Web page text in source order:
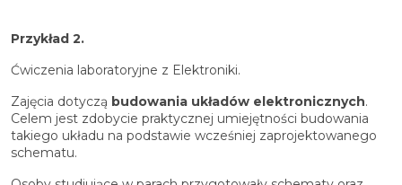
Przykład 2.
Ćwiczenia laboratoryjne z Elektroniki.
Zajęcia dotyczą budowania układów elektronicznych.
Celem jest zdobycie praktycznej umiejętności budowania
takiego układu na podstawie wcześniej zaprojektowanego
schematu.